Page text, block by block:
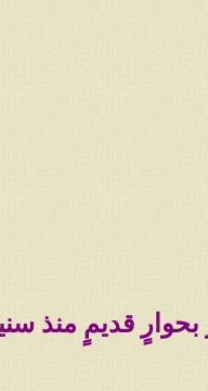
بحوارٍ قديمٍ منذ